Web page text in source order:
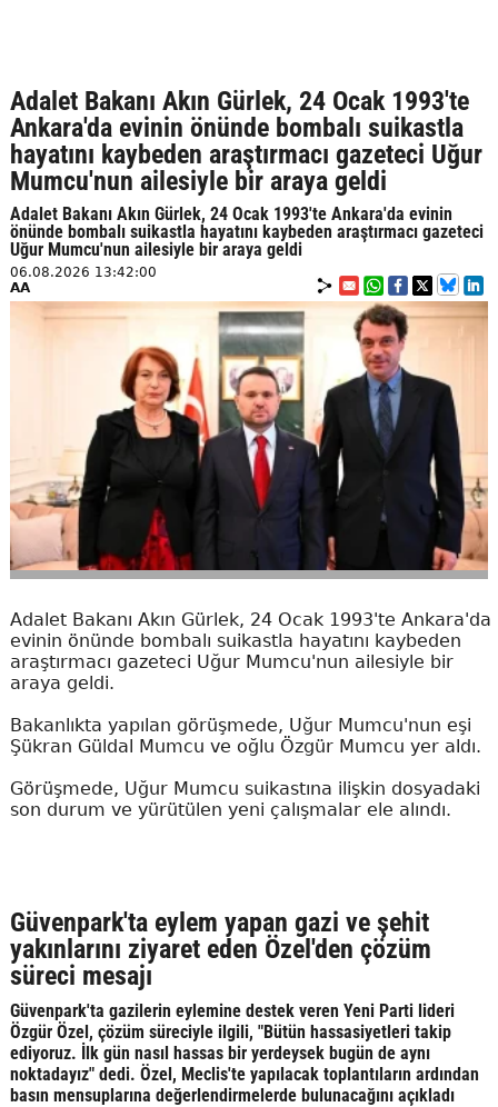
Adalet Bakanı Akın Gürlek, 24 Ocak 1993'te
Ankara'da evinin önünde bombalı suikastla
hayatını kaybeden araştırmacı gazeteci Uğur
Mumcu'nun ailesiyle bir araya geldi
Adalet Bakanı Akın Gürlek, 24 Ocak 1993'te Ankara'da evinin
önünde bombalı suikastla hayatını kaybeden araştırmacı gazeteci
Uğur Mumcu'nun ailesiyle bir araya geldi
06.08.2026 13:42:00
AA
Adalet Bakanı Akın Gürlek, 24 Ocak 1993'te Ankara'da
evinin önünde bombalı suikastla hayatını kaybeden
araştırmacı gazeteci Uğur Mumcu'nun ailesiyle bir
araya geldi.
Bakanlıkta yapılan görüşmede, Uğur Mumcu'nun eşi
Şükran Güldal Mumcu ve oğlu Özgür Mumcu yer aldı.
Görüşmede, Uğur Mumcu suikastına ilişkin dosyadaki
son durum ve yürütülen yeni çalışmalar ele alındı.
Güvenpark'ta eylem yapan gazi ve şehit
yakınlarını ziyaret eden Özel'den çözüm
süreci mesajı
Güvenpark'ta gazilerin eylemine destek veren Yeni Parti lideri
Özgür Özel, çözüm süreciyle ilgili, "Bütün hassasiyetleri takip
ediyoruz. İlk gün nasıl hassas bir yerdeysek bugün de aynı
noktadayız" dedi. Özel, Meclis'te yapılacak toplantıların ardından
basın mensuplarına değerlendirmelerde bulunacağını açıkladı